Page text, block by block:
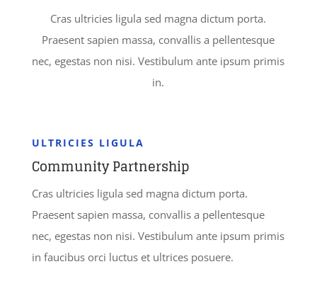
Cras ultricies ligula sed magna dictum porta.
Praesent sapien massa, convallis a pellentesque
nec, egestas non nisi. Vestibulum ante ipsum primis
in.
ULTRICIES LIGULA
Community Partnership
Cras ultricies ligula sed magna dictum porta.
Praesent sapien massa, convallis a pellentesque
nec, egestas non nisi. Vestibulum ante ipsum primis
in faucibus orci luctus et ultrices posuere.